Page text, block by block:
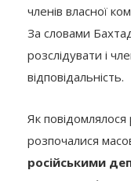
членів власної
За словами
розслідувати і
відповідальність.
Як повідомлялося
розпочалися
російськими